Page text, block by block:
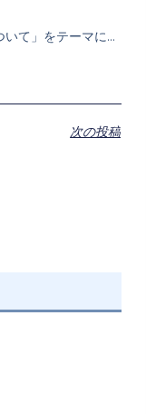
いて」をテーマに…
次の投稿